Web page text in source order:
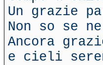
Un grazie
Non so se
Ancora
e cieli